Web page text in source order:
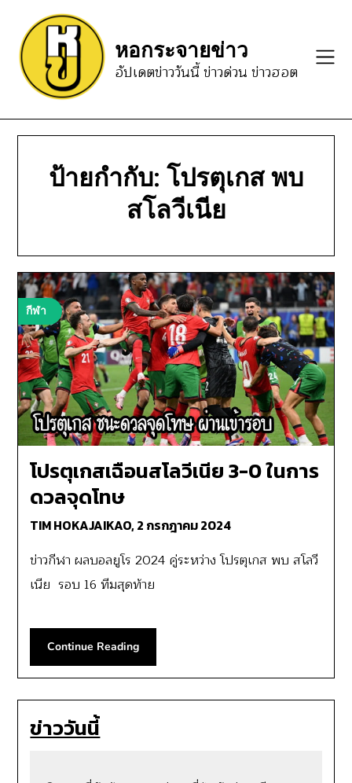
content
หอกระจายข่าว
อัปเดตข่าววันนี้ ข่าวด่วน ข่าวฮอต
ป้ายกำกับ: โปรตุเกส พบ
สโลวีเนีย
กีฬา
โปรตุเกสเฉือนสโลวีเนีย 3-0 ในการ
ดวลจุดโทษ
TIM HOKAJAIKAO,2 กรกฎาคม 2024
ข่าวกีฬา ผลบอลยูโร 2024 คู่ระหว่าง โปรตุเกส พบ สโลวี
เนีย รอบ 16 ทีมสุดท้าย
Continue Reading
ข่าววันนี้